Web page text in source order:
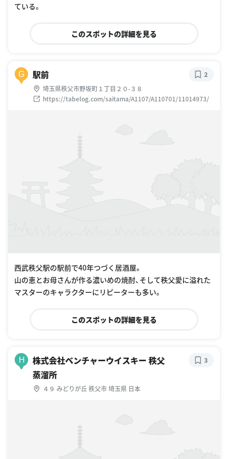
ている。
このスポットの詳細を見る
G 駅前
埼玉県秩父市野坂町１丁目２０-３８
https://tabelog.com/saitama/A1107/A110701/11014973/
2
西武秩父駅の駅前で40年つづく居酒屋。
山の恵とお母さんが作る濃いめの焼酎、そして秩父愛に溢れた
マスターのキャラクターにリピーターも多い。
このスポットの詳細を見る
H
株式会社ベンチャーウイスキー 秩父
蒸溜所
４９ みどりが丘 秩父市 埼玉県 日本
3